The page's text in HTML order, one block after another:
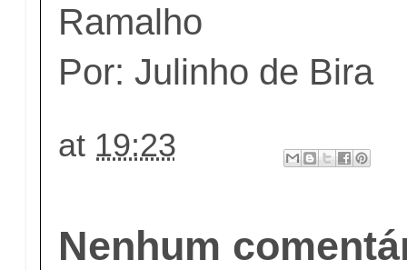
Ramalho
Por: Julinho de Bira
at 19:23
Nenhum